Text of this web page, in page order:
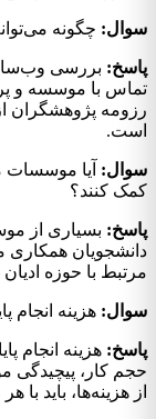
سوال: چگونه
پاسخ: بررسی
تماس با موسسه و
رزومه پژوهشگران
است.
سوال: آیا موسسات
کمک کنند؟
پاسخ: بسیاری از
دانشجویان همکاری
مرتبط با حوزه
سوال: هزینه
پاسخ: هزینه انجام
حجم کار، پیچیدگی
از هزینه‌ها، باید